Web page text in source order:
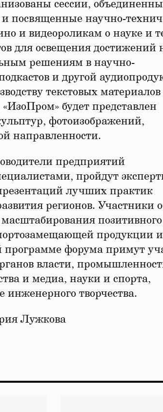
сессии,
посвященные научно-
и видеороликам о науке и
для освещения достижений
решениям в научно-
и другой
текстовых
будет представлен
фотоизображений,
направленности.
предприятий
пройдут
презентаций лучших практик
регионов. Участники
позитивного
продукции и
программе форума примут
власти,
и медиа, науки и спорта,
инженерного творчества.
Лужкова